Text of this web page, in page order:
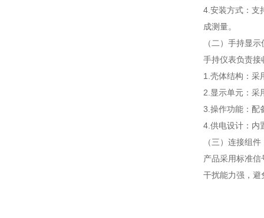
4.安装方式：支
成测量。
（二）手持显示
手持仪表负责接
1.壳体结构：采
2.显示单元：采
3.操作功能：配
4.供电设计：内
（三）连接组件
产品采用标准
干扰能力强，避